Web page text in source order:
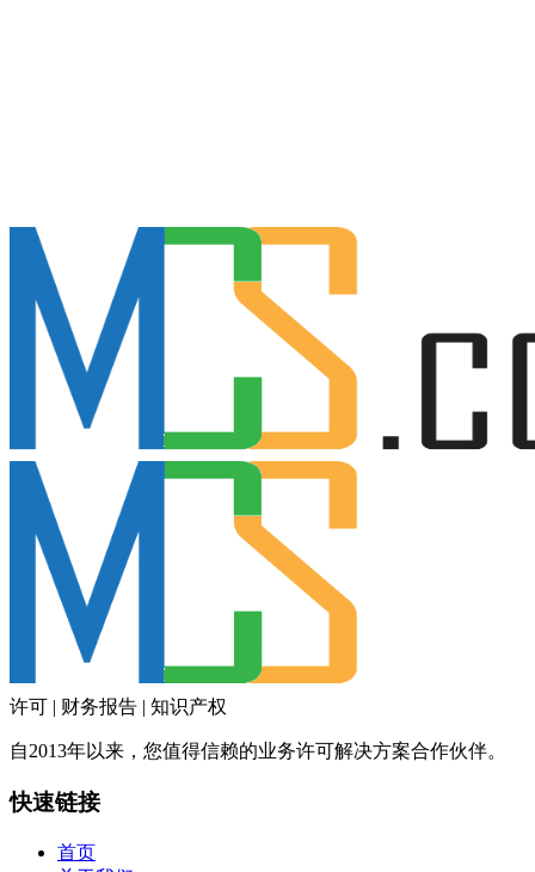
许可 | 财务报告 | 知识产权
自2013年以来，您值得信赖的业务许可解决方案合作伙伴。
快速链接
首页